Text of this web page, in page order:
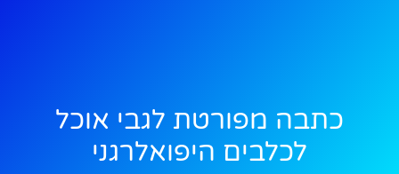
כתבה מפורטת לגבי אוכל
לכלבים היפואלרגני